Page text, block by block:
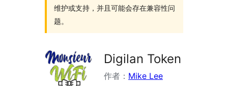
维护或支持，并且可能会存在兼容性问
题。
Digilan Token
作者： Mike Lee